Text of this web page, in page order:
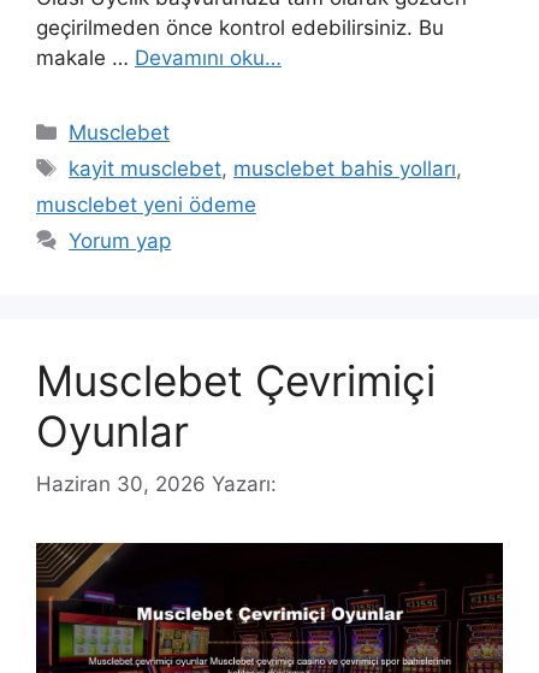
geçirilmeden önce kontrol edebilirsiniz. Bu
makale … Devamını oku…
Kategoriler
Musclebet
Etiketler
kayit musclebet, musclebet bahis yolları,
musclebet yeni ödeme
Yorum yap
Musclebet Çevrimiçi
Oyunlar
Haziran 30, 2026 Yazarı: